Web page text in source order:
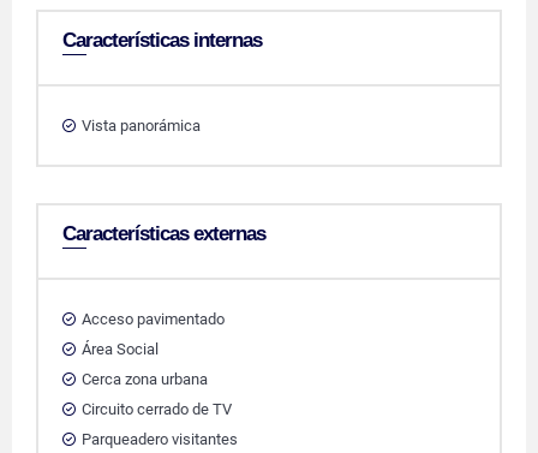
Características internas
Vista panorámica
Características externas
Acceso pavimentado
Área Social
Cerca zona urbana
Circuito cerrado de TV
Parqueadero visitantes